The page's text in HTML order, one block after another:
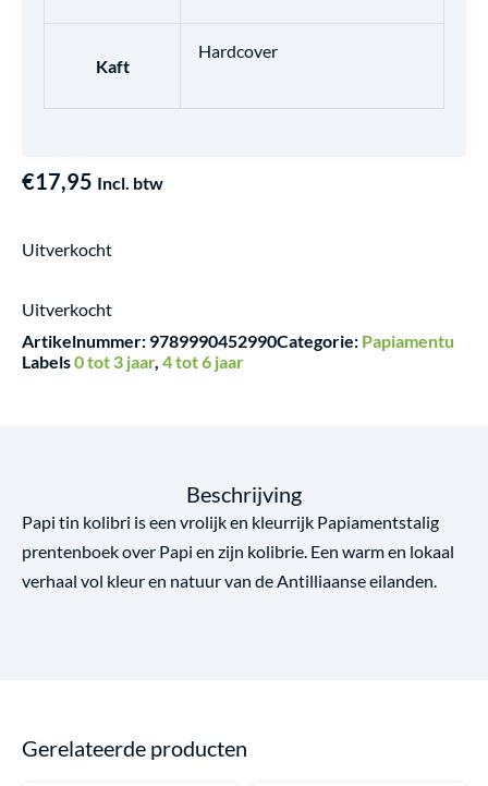
Kaft
Hardcover
€17,95 Incl. btw
Uitverkocht
Uitverkocht
Artikelnummer: 9789990452990Categorie: Papiamentu
Labels0 tot 3 jaar, 4 tot 6 jaar
Beschrijving
Papi tin kolibri is een vrolijk en kleurrijk Papiamentstalig
prentenboek over Papi en zijn kolibrie. Een warm en lokaal
verhaal vol kleur en natuur van de Antilliaanse eilanden.
Gerelateerde producten